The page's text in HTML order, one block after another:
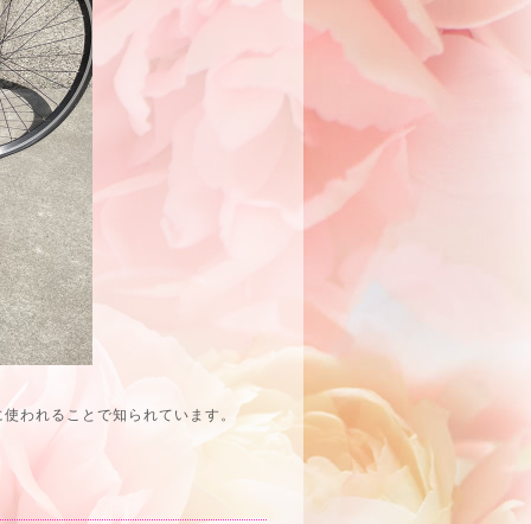
われることで知られています。